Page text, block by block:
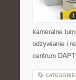
kameralne
odżywianie i
centrum